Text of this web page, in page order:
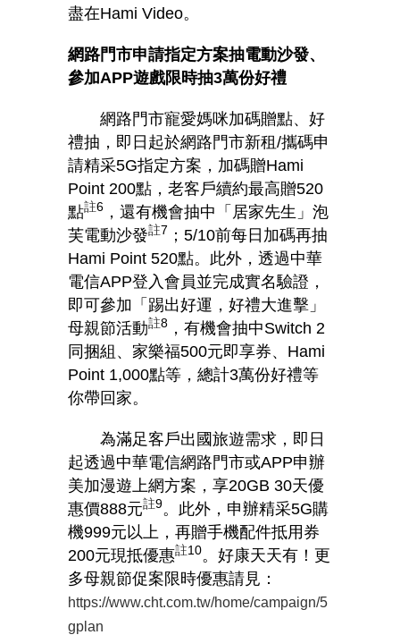
盡在Hami Video。
網路門市申請指定方案抽電動沙發、
參加APP遊戲限時抽3萬份好禮
網路門市寵愛媽咪加碼贈點、好
禮抽，即日起於網路門市新租 /攜碼申
請精采5G指定方案，加碼贈Hami
Point 200點，老客戶續約最高贈520
點註6 ，還有機會抽中「居家先生」泡
芙電動沙發註7 ； 5/10前每日加碼再抽
Hami Point 520點。此外，透過中華
電信APP登入會員並完成實名驗證，
即可參加「踢出好運，好禮大進擊」
母親節活動註8 ，有機會抽中Switch 2
同捆組、家樂福500元即享券、 Hami
Point 1,000點等，總計3萬份好禮等
你帶回家。
為滿足客戶出國旅遊需求，即日
起透過中華電信網路門市或APP申辦
美加漫遊上網方案，享20GB 30天優
惠價888元註9。此外，申辦精采5G購
機999元以上，再贈手機配件抵用券
200元現抵優惠註10。好康天天有！更
多母親節促案限時優惠請見：
https://www.cht.com.tw/home/campaign/5
gplan